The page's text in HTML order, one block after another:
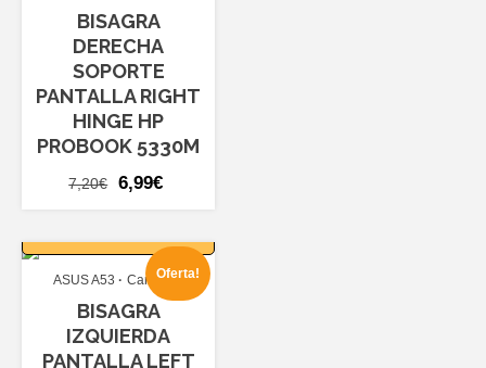
BISAGRA
DERECHA
SOPORTE
PANTALLA RIGHT
HINGE HP
PROBOOK 5330M
7,20€
El
era:
7,20€.
6,99€
6,99€.
Oferta!
ASUS A53 Carcasas
BISAGRA
IZQUIERDA
PANTALLA LEFT